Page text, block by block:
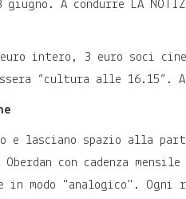
A condurre LA
intero, 3 euro soci
“cultura alle 16.15”.
e lasciano spazio alla
Oberdan con cadenza
in modo "analogico".